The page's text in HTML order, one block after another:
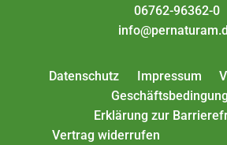
06762-96362-0
Datenschutz Impressum
Erklärung zur
Vertrag widerrufen